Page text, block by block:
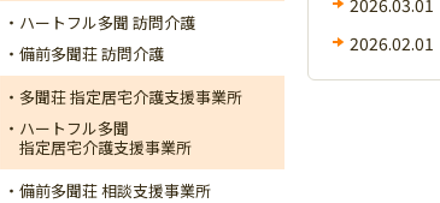
2026.03.01
2026.02.01
・ハートフル多聞 訪問介護
・備前多聞荘 訪問介護
・多聞荘 指定居宅介護支援事業所
・ハートフル多聞
指定居宅介護支援事業所
・備前多聞荘 相談支援事業所